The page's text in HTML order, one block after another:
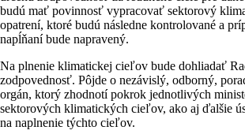
budú mať povinnosť vypracovať sektorový
opatrení, ktoré budú následne kontrolované a
napĺňaní bude napravený.
Na plnenie klimatickej cieľov bude dohliadať
zodpovednosť. Pôjde o nezávislý, odborný,
orgán, ktorý zhodnotí pokrok jednotlivých
sektorových klimatických cieľov, ako aj ďalšie
na naplnenie týchto cieľov.